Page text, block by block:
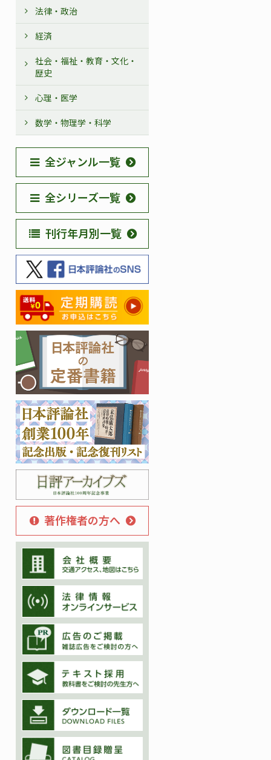
法律・政治
経済
社会・福祉・教育・文化・
歴史
心理・医学
数学・物理学・科学
全ジャンル一覧
全シリーズ一覧
刊行年月別一覧
著作権者の方へ